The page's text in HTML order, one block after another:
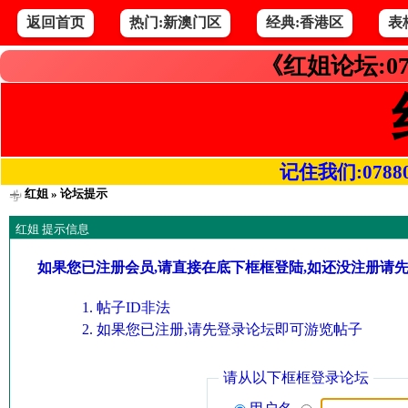
返回首页 热门:新澳门区 经典:香港区 表
《红姐论坛
记住我们
红姐» 论坛提示
红姐 提示信息
如果您已注册会员,请直接在底下框框登陆,如还没注册请
帖子ID非法
如果您已注册,请先登录论坛即可游览帖子
请从以下框框登录论坛